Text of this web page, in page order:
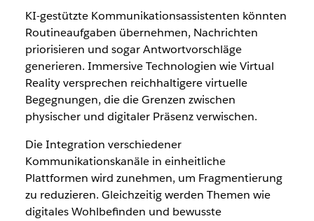
KI-gestützte Kommunikationsassistenten könnten
Routineaufgaben übernehmen, Nachrichten
priorisieren und sogar Antwortvorschläge
generieren. Immersive Technologien wie Virtual
Reality versprechen reichhaltigere virtuelle
Begegnungen, die die Grenzen zwischen
physischer und digitaler Präsenz verwischen.
Die Integration verschiedener
Kommunikationskanäle in einheitliche
Plattformen wird zunehmen, um Fragmentierung
zu reduzieren. Gleichzeitig werden Themen wie
digitales Wohlbefinden und bewusste